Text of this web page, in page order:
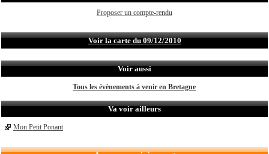
Proposer un compte-rendu
Voir la carte du 09/12/2010
Voir aussi
Tous les évènements à venir en Bretagne
Va voir ailleurs
Mon Petit Ponant